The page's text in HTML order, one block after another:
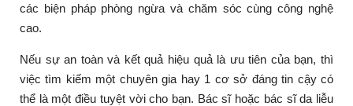
các biện pháp phòng ngừa và chăm sóc cùng công nghệ
cao.
Nếu sự an toàn và kết quả hiệu quả là ưu tiên của bạn, thì
việc tìm kiếm một chuyên gia hay 1 cơ sở đáng tin cậy có
thể là một điều tuyệt vời cho bạn. Bác sĩ hoặc bác sĩ da liễu